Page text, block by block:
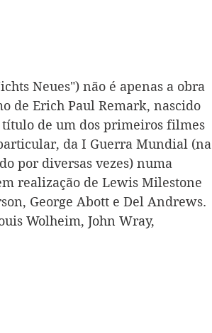
Neues") não é apenas a obra
de Erich Paul Remark, nascido
título de um dos primeiros filmes
da I Guerra Mundial (na
por diversas vezes) numa
realização de Lewis Milestone
George Abott e Del Andrews.
Wolheim, John Wray,